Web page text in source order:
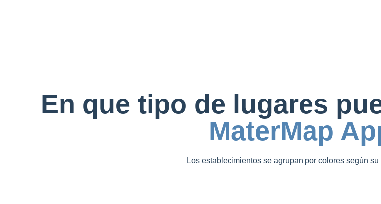
En que tipo de lugares
MaterMap
Los establecimientos se agrupan por colores según su